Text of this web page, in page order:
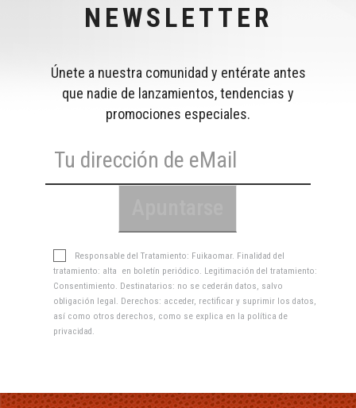
NEWSLETTER
Únete a nuestra comunidad y entérate antes
que nadie de lanzamientos, tendencias y
promociones especiales.
Responsable del Tratamiento: Fuikaomar. Finalidad del
tratamiento: alta en boletín periódico. Legitimación del tratamiento:
Consentimiento. Destinatarios: no se cederán datos, salvo
obligación legal. Derechos: acceder, rectificar y suprimir los datos,
así como otros derechos, como se explica en la política de
privacidad